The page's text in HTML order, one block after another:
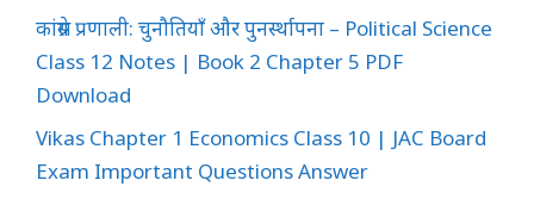
कांग्रेस प्रणाली: चुनौतियाँ और पुनर्स्थापना – Political Science
Class 12 Notes | Book 2 Chapter 5 PDF
Download
Vikas Chapter 1 Economics Class 10 | JAC Board
Exam Important Questions Answer